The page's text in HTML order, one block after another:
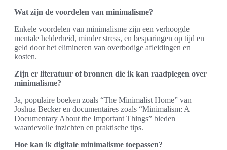
Wat zijn de voordelen van minimalisme?
Enkele voordelen van minimalisme zijn een verhoogde
mentale helderheid, minder stress, en besparingen op tijd en
geld door het elimineren van overbodige afleidingen en
kosten.
Zijn er literatuur of bronnen die ik kan raadplegen over
minimalisme?
Ja, populaire boeken zoals “The Minimalist Home” van
Joshua Becker en documentaires zoals “Minimalism: A
Documentary About the Important Things” bieden
waardevolle inzichten en praktische tips.
Hoe kan ik digitale minimalisme toepassen?